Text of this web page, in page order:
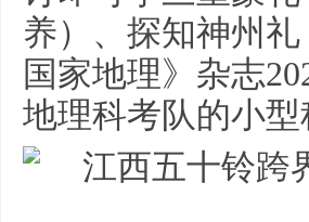
养）、探知神州
国家地理》杂志
地理科考队的小